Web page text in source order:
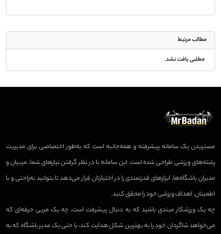
مطالب مرتبط
مطلبی یافت نشد.
مستربدن یک سامانه پیشرفته و همه‌جانبه است که به‌طور اختصاصی برای مدیریت
رشته‌های ورزشی طراحی شده است. این سامانه با در نظر گرفتن نیازهای شما، مربیان و
مدیران باشگاه‌ها، ابزارهای قدرتمندی را در اختیارتان قرار می‌دهد تا بتوانید به‌راحتی و با
اطمینان، اهداف ورزشی خود را محقق کنید.
چه یک ورزشکار مبتدی باشید که به دنبال پیشرفت است، چه یک مربی حرفه‌ای که
می‌خواهد شاگردان خود را به بهترین شکل هدایت کند، یا حتی یک مدیر باشگاه که به